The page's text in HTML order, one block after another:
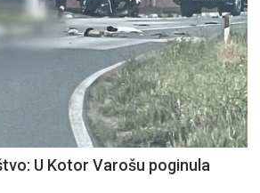
U Kotor Varošu poginula